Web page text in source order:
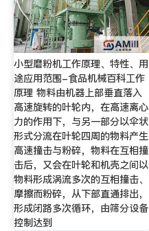
小型磨粉机工作原理、特性、用
途应用范围-食品机械百科工作
原理 物料由机器上部垂直落入
高速旋转的叶轮内，在高速离心
力的作用下，与另一部分以伞状
形式分流在叶轮四周的物料产生
高速撞击与粉碎，物料在互相撞
击后，又会在叶轮和机壳之间以
物料形成涡流多次的互相撞击、
摩擦而粉碎，从下部直通排出，
形成闭路多次循环，由筛分设备
控制达到